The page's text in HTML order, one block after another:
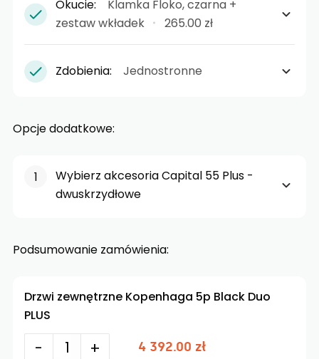
Okucie:
Klamka Floko, czarna +
zestaw wkładek
265.00 zł
Zdobienia: Jednostronne
Opcje dodatkowe:
Wybierz akcesoria Capital 55 Plus -
dwuskrzydłowe
Podsumowanie zamówienia:
Drzwi zewnętrzne Kopenhaga 5p Black Duo
PLUS
- + 4 392.00 zł